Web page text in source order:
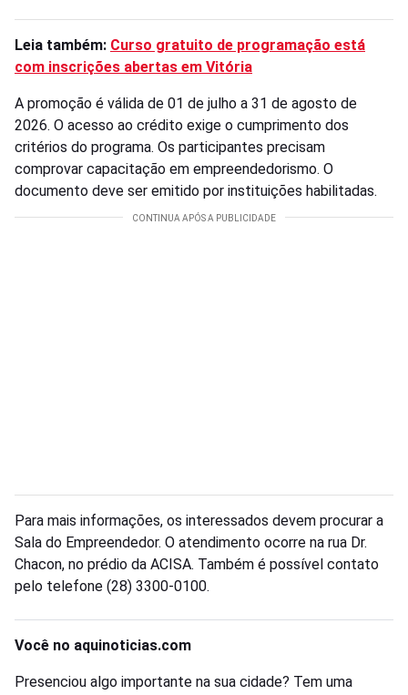
Leia também: Curso gratuito de programação está
com inscrições abertas em Vitória
A promoção é válida de 01 de julho a 31 de agosto de
2026. O acesso ao crédito exige o cumprimento dos
critérios do programa. Os participantes precisam
comprovar capacitação em empreendedorismo. O
documento deve ser emitido por instituições habilitadas.
Para mais informações, os interessados devem procurar a
Sala do Empreendedor. O atendimento ocorre na rua Dr.
Chacon, no prédio da ACISA. Também é possível contato
pelo telefone (28) 3300-0100.
Você no aquinoticias.com
Presenciou algo importante na sua cidade? Tem uma